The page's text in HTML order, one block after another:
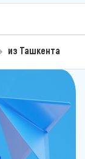
из Ташкента